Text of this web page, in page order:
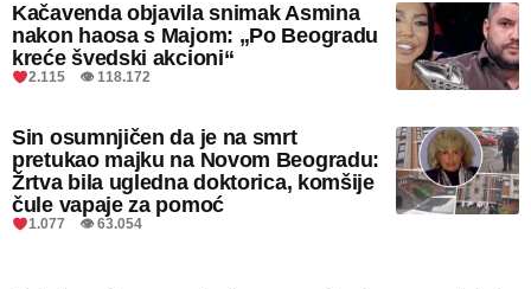
Kačavenda objavila snimak Asmina
nakon haosa s Majom: „Po Beogradu
kreće švedski akcioni“
2.115 👁 118.172
Sin osumnjičen da je na smrt
pretukao majku na Novom Beogradu:
Žrtva bila ugledna doktorica, komšije
čule vapaje za pomoć
1.077 👁 63.054